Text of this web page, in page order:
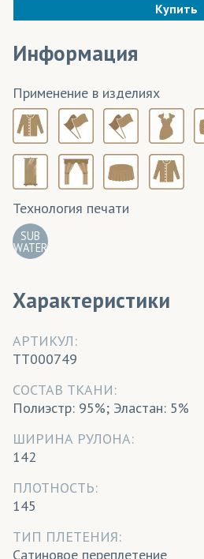
Купить
Информация
Применение в изделиях
Технология печати
SUB
WATER
Характеристики
АРТИКУЛ:
TT000749
CОСТАВ ТКАНИ:
Полиэстр: 95%; Эластан: 5%
ШИРИНА РУЛОНА:
142
ПЛОТНОСТЬ:
145
ТИП ПЛЕТЕНИЯ:
Сатиновое переплетение